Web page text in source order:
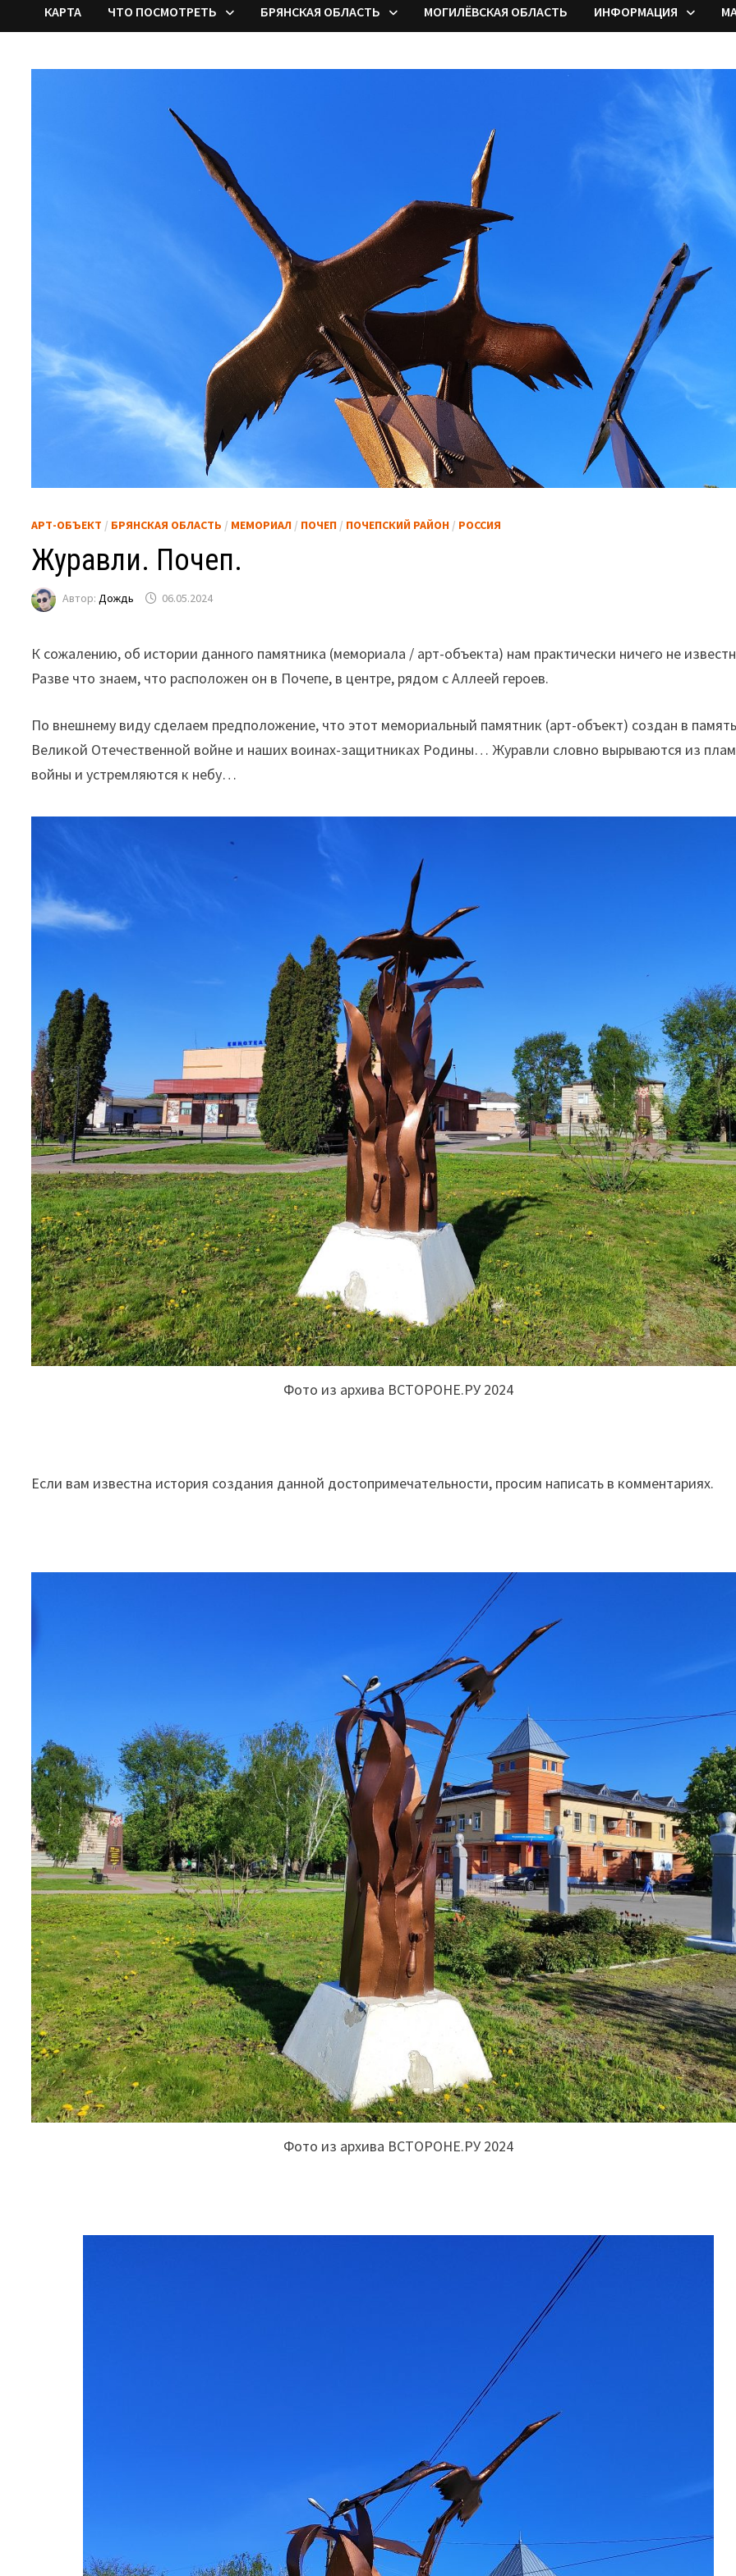
КАРТА ЧТО ПОСМОТРЕТЬ БРЯНСКАЯ ОБЛАСТЬ МОГИЛЁВСКАЯ ОБЛАСТЬ ИНФОРМАЦИЯ
АРТ-ОБЪЕКТ / БРЯНСКАЯ ОБЛАСТЬ / МЕМОРИАЛ / ПОЧЕП / ПОЧЕПСКИЙ РАЙОН / РОССИЯ
Журавли. Почеп.
Автор:Дождь 06.05.2024
К сожалению, об истории данного памятника (мемориала / арт-объекта) нам практически ничего не
Разве что знаем, что расположен он в Почепе, в центре, рядом с Аллеей героев.
По внешнему виду сделаем предположение, что этот мемориальный памятник (арт-объект) создан в
Великой Отечественной войне и наших воинах-защитниках Родины… Журавли словно вырываются из
войны и устремляются к небу…
Фото из архива ВСТОРОНЕ.РУ 2024
Если вам известна история создания данной достопримечательности, просим написать в комментариях.
Фото из архива ВСТОРОНЕ.РУ 2024